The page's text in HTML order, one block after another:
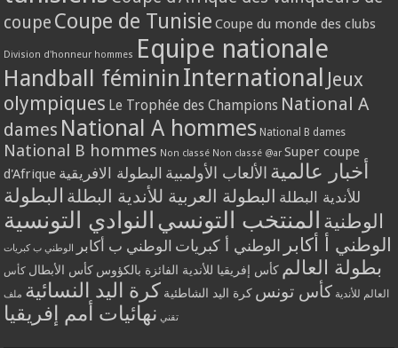
coupe Coupe de Tunisie Coupe du monde des clubs
Division d'honneur hommes Equipe nationale
Handball féminin International
Jeux
olympiques Le Trophée des Champions National A
dames National A hommes National B dames
National B hommes Non classé Non classé @ar Super coupe
d'Afrique
أخبار عالمية الألعاب الأولمبية البطولة الافريقية
للأندية البطلة البطولة العربية للأندية البطلة البطولة
الوطنية المنتخب التونسي النوادي التونسية
الوطني أ أكابر الوطني أ كبريات الوطني ب أكابر الوطني ب كبريات
بطولة العالم كأس إفريقيا للأندية الفائزة بالكؤوس كأس الأبطال كأس
العالم للأندية كأس تونس كرة اليد الشاطئية كرة اليد النسائية ملف
تقني نهائيات أمم إفريقيا